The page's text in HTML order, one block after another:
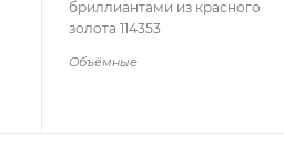
бриллиантами из красного
золота 114353
Объёмные